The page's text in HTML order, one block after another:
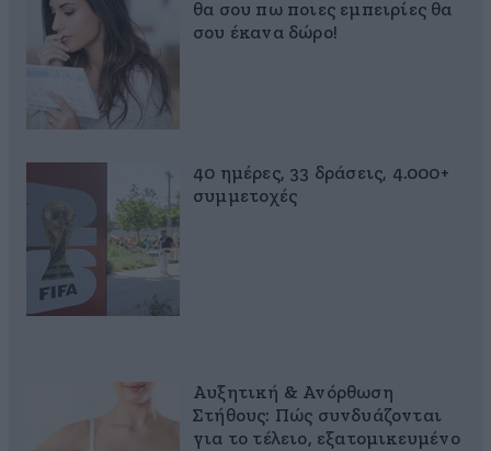
θα σου πω ποιες εμπειρίες θα
σου έκανα δώρο!
40 ημέρες, 33 δράσεις, 4.000+
συμμετοχές
Αυξητική & Ανόρθωση
Στήθους: Πώς συνδυάζονται
για το τέλειο, εξατομικευμένο